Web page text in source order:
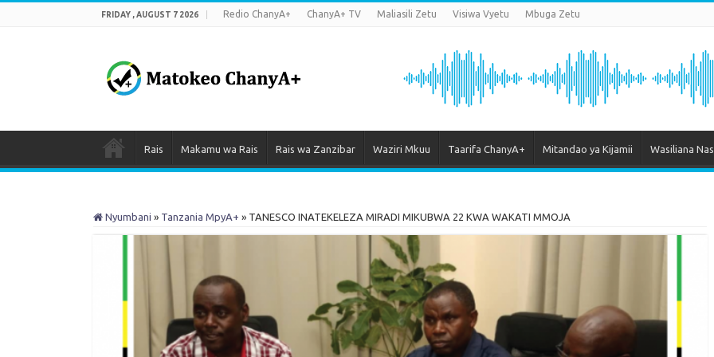
FRIDAY , AUGUST 7 2026 Redio ChanyA+ ChanyA+ TV Maliasili Zetu Visiwa Vyetu Mbuga Zetu
Rais Makamu wa Rais Rais wa Zanzibar Waziri Mkuu Taarifa ChanyA+ Mitandao ya Kijamii Wasiliana
Nyumbani » Tanzania MpyA+ » TANESCO INATEKELEZA MIRADI MIKUBWA 22 KWA WAKATI MMOJA